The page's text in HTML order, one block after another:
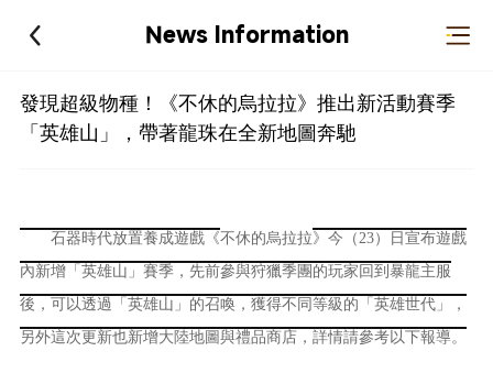
News Information
發現超級物種！《不休的烏拉拉》推出新活動賽季
「英雄山」，帶著龍珠在全新地圖奔馳
石器時代放置養成遊戲《不休的烏拉拉》今（23）日宣布遊戲
內新增「英雄山」賽季，先前參與狩獵季團的玩家回到暴龍主服
後，可以透過「英雄山」的召喚，獲得不同等級的「英雄世代」，
另外這次更新也新增大陸地圖與禮品商店，詳情請參考以下報導。